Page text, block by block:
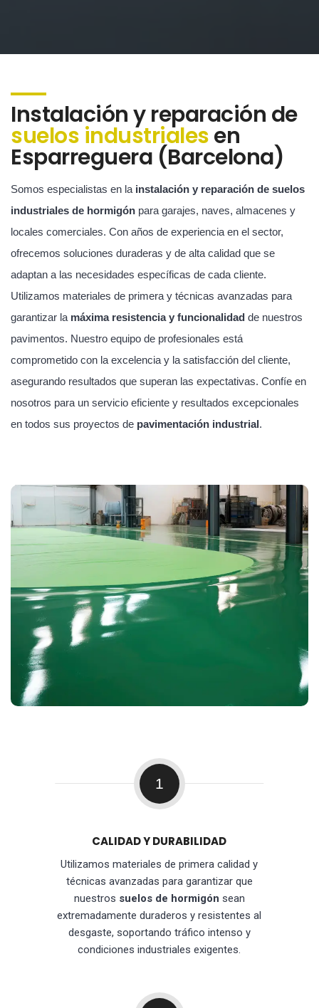
Instalación y reparación de
suelos industrialesen
Esparreguera (Barcelona)
Somos especialistas en la instalación y reparación de suelos
industriales de hormigón para garajes, naves, almacenes y
locales comerciales. Con años de experiencia en el sector,
ofrecemos soluciones duraderas y de alta calidad que se
adaptan a las necesidades específicas de cada cliente.
Utilizamos materiales de primera y técnicas avanzadas para
garantizar la máxima resistencia y funcionalidad de nuestros
pavimentos. Nuestro equipo de profesionales está
comprometido con la excelencia y la satisfacción del cliente,
asegurando resultados que superan las expectativas. Confíe en
nosotros para un servicio eficiente y resultados excepcionales
en todos sus proyectos de pavimentación industrial.
1
CALIDAD Y DURABILIDAD
Utilizamos materiales de primera calidad y
técnicas avanzadas para garantizar que
nuestros suelos de hormigón sean
extremadamente duraderos y resistentes al
desgaste, soportando tráfico intenso y
condiciones industriales exigentes.